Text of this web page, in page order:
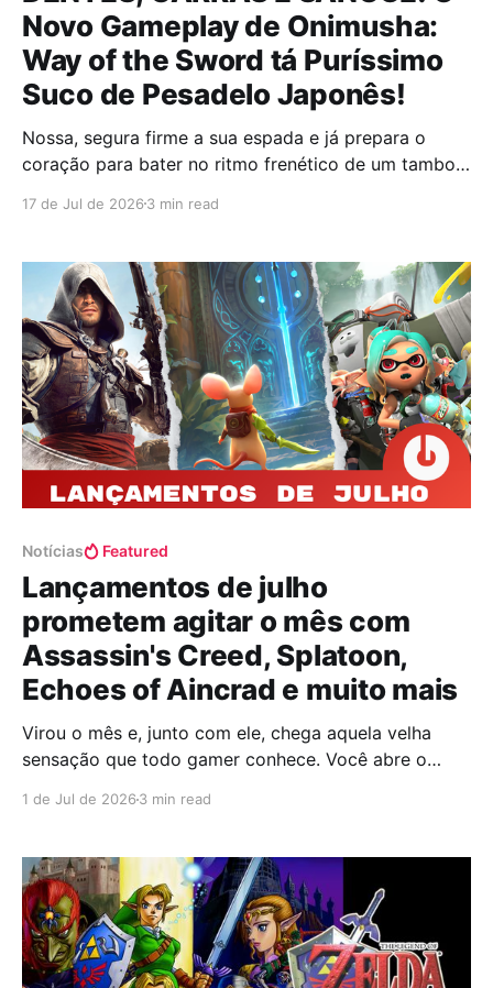
Novo Gameplay de Onimusha:
Way of the Sword tá Puríssimo
Suco de Pesadelo Japonês!
Nossa, segura firme a sua espada e já prepara o
coração para bater no ritmo frenético de um tambor
portas do inferno histórico e nos dar um vislumbre
Onimusha: Way
17 de Jul de 2026 3 min read
Notícias Featured
Lançamentos de julho
prometem agitar o mês com
Assassin's Creed, Splatoon,
Echoes of Aincrad e muito mais
Virou o mês e, junto com ele, chega aquela velha
sensação que todo gamer conhece. Você abre o
Julho desembarca com uma sequência de
1 de Jul de 2026 3 min read